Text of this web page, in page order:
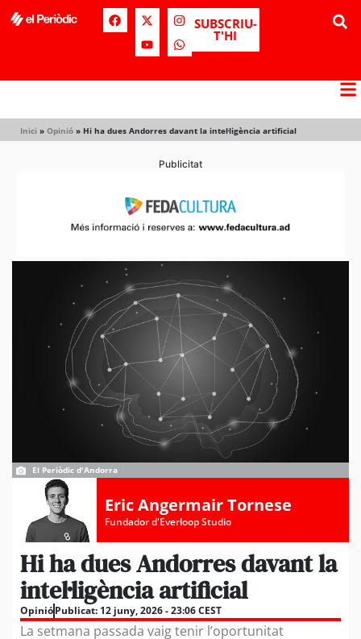
SUBSCRIU-
T'HI
Inici » Opinió » Hi ha dues Andorres davant la intel·ligència artificial
Publicitat
El Periòdic d'Andorra
Eric Angermair Tornese
Fundador d'Everloop Studio
Hi ha dues Andorres davant la
intel·ligència artificial
OpinióPublicat: 12 juny, 2026 - 23:06 CEST
La setmana passada vaig tenir l’oportunitat